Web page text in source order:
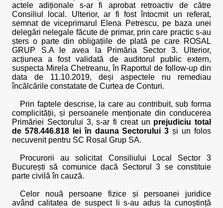
actele adiționale s-ar fi aprobat retroactiv de către
Consiliul local. Ulterior, ar fi fost întocmit un referat,
semnat de viceprimarul Elena Petrescu, pe baza unei
delegări nelegale făcute de primar, prin care practic s-au
șters o parte din obligațiile de plată pe care ROSAL
GRUP S.A le avea la Primăria Sector 3. Ulterior,
acțiunea a fost validată de auditorul public extern,
suspecta Mirela Chetreanu, în Raportul de follow-up din
data de 11.10.2019, deși aspectele nu remediau
încălcările constatate de Curtea de Conturi.
Prin faptele descrise, la care au contribuit, sub forma
complicității, și persoanele menționate din conducerea
Primăriei Sectorului 3, s-ar fi creat un prejudiciu total
de 578.446.818 lei în dauna Sectorului 3 și un folos
necuvenit pentru SC Rosal Grup SA.
Procurorii au solicitat Consiliului Local Sector 3
București să comunice dacă Sectorul 3 se constituie
parte civilă în cauză.
Celor nouă persoane fizice și persoanei juridice
având calitatea de suspect li s-au adus la cunoștință